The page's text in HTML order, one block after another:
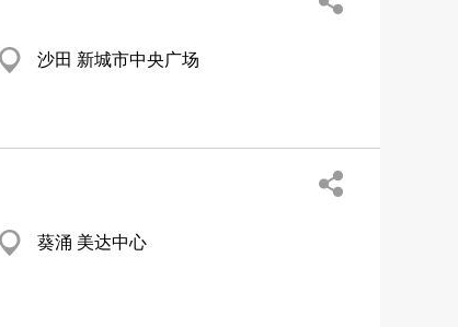
沙田 新城市中央广场
葵涌 美达中心